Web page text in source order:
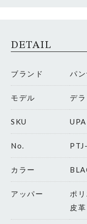
DETAIL
ブランド パ
モデル デラ
SKU
No.
カラー
アッパー
ポ
皮革